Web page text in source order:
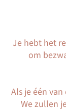
Je hebt het
om
Als je één
We zullen